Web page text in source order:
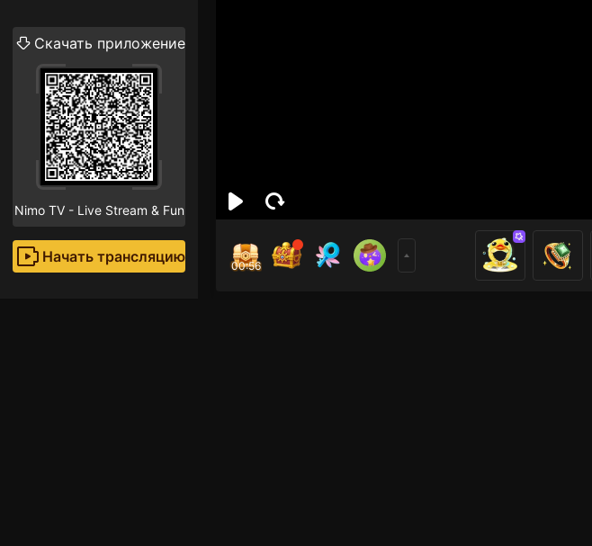
Скачать приложение
Nimo TV - Live Stream & Fun
Начать трансляцию
00:55